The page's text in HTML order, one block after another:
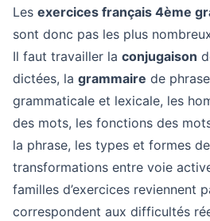
Les exercices français 4ème
sont donc pas les plus
Il faut travailler la conjugaison
dictées, la grammaire de
grammaticale et lexicale, les
des mots, les fonctions des
la phrase, les types et formes
transformations entre voie
familles d’exercices reviennent
correspondent aux difficultés